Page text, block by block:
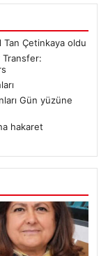
Tan Çetinkaya oldu
Transfer:
Gün yüzüne
hakaret